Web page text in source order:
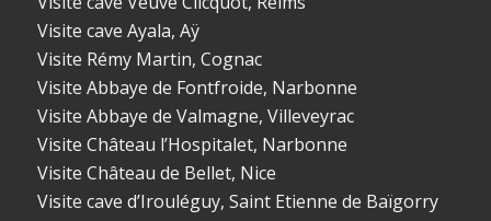
Visite cave Ayala, Aÿ
Visite Rémy Martin, Cognac
Visite Abbaye de Fontfroide, Narbonne
Visite Abbaye de Valmagne, Villeveyrac
Visite Château l’Hospitalet, Narbonne
Visite Château de Bellet, Nice
Visite cave d’Irouléguy, Saint Etienne de Baïgorry